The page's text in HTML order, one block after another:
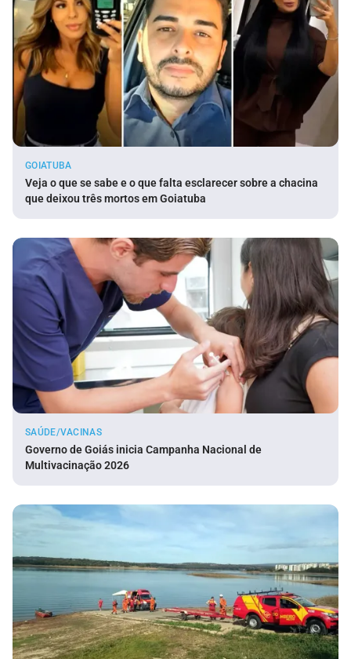
GOIATUBA
Veja o que se sabe e o que falta esclarecer sobre a chacina
que deixou três mortos em Goiatuba
SAÚDE/VACINAS
Governo de Goiás inicia Campanha Nacional de
Multivacinação 2026